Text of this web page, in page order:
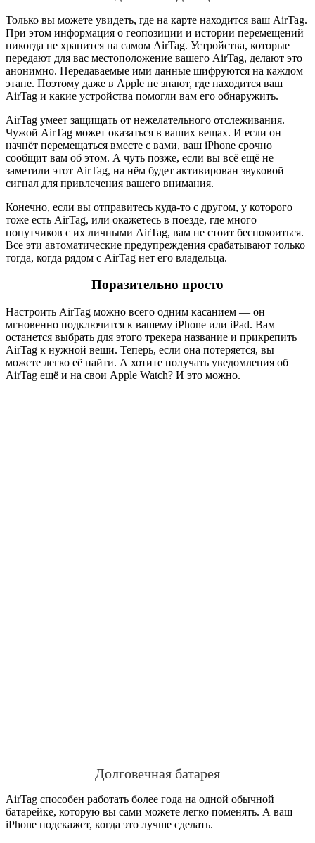
Только вы можете увидеть, где на карте находится ваш AirTag.
При этом информация о геопозиции и истории перемещений
никогда не хранится на самом AirTag. Устройства, которые
передают для вас местоположение вашего AirTag, делают это
анонимно. Передаваемые ими данные шифруются на каждом
этапе. Поэтому даже в Apple не знают, где находится ваш
AirTag и какие устройства помогли вам его обнаружить.
AirTag умеет защищать от нежелательного отслеживания.
Чужой AirTag может оказаться в ваших вещах. И если он
начнёт перемещаться вместе с вами, ваш iPhone срочно
сообщит вам об этом. А чуть позже, если вы всё ещё не
заметили этот AirTag, на нём будет активирован звуковой
сигнал для привлечения вашего внимания.
Конечно, если вы отправитесь куда‑то с другом, у которого
тоже есть AirTag, или окажетесь в поезде, где много
попутчиков с их личными AirTag, вам не стоит беспокоиться.
Все эти автоматические предупреждения срабатывают только
тогда, когда рядом с AirTag нет его владельца.
Поразительно просто
Настроить AirTag можно всего одним касанием — он
мгновенно подключится к вашему iPhone или iPad. Вам
останется выбрать для этого трекера название и прикрепить
AirTag к нужной вещи. Теперь, если она потеряется, вы
можете легко её найти. А хотите получать уведомления об
AirTag ещё и на свои Apple Watch? И это можно.
Долговечная батарея
AirTag способен работать более года на одной обычной
батарейке, которую вы сами можете легко поменять. А ваш
iPhone подскажет, когда это лучше сделать.